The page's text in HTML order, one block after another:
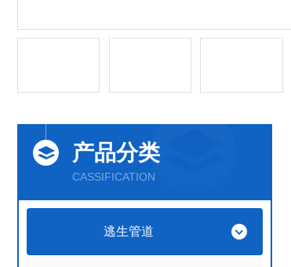
产品分类
CASSIFICATION
逃生管道